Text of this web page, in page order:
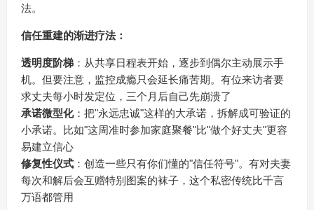
法。
信任重建的渐进疗法：
透明度阶梯：从共享日程表开始，逐步到偶尔主动展示手
机。但要注意，监控成瘾只会延长痛苦期。有位来访者要
求丈夫每小时发定位，三个月后自己先崩溃了
承诺微型化：把"永远忠诚"这样的大承诺，拆解成可验证的
小承诺。比如"这周准时参加家庭聚餐"比"做个好丈夫"更容
易建立信心
修复性仪式：创造一些只有你们懂的"信任符号"。有对夫妻
每次和解后会互赠特别图案的袜子，这个私密传统比千言
万语都管用